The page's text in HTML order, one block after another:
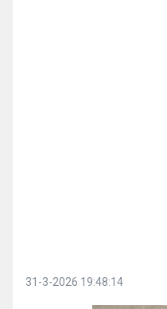
31-3-2026 19:48:14